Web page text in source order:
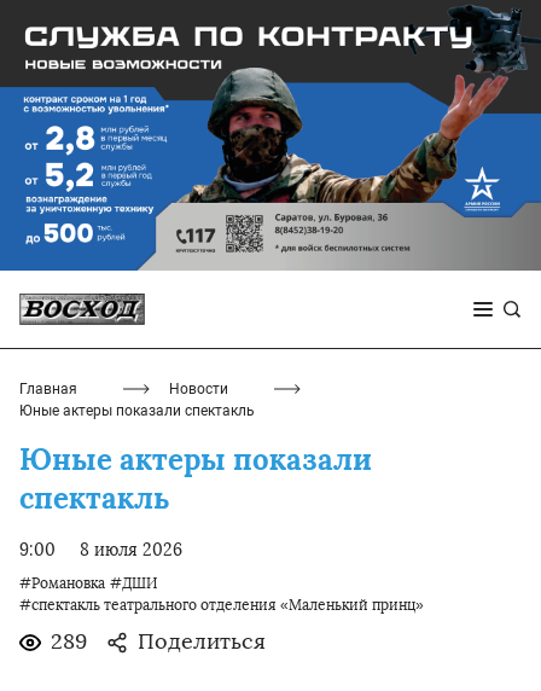
Главная
Новости
Юные актеры показали спектакль
Юные актеры показали
спектакль
9:00 8 июля 2026
#Романовка #ДШИ
#спектакль театрального отделения «Маленький принц»
289 Поделиться